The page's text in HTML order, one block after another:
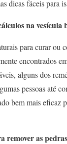
dicas fáceis para
na vesícula
para curar ou
encontrados
alguns dos
pessoas até
bem mais eficaz
remover as pedras